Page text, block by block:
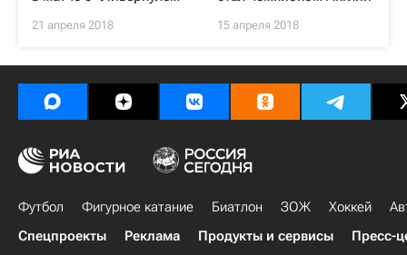
21 апреля 2018 15 апреля 2018
Футбол Фигурное катание Биатлон ЗОЖ Хоккей
Спецпроекты
Реклама Продукты и сервисы Пресс-